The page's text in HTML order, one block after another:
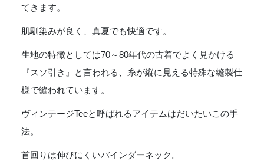
てきます。
肌馴染みが良く、真夏でも快適です。
生地の特徴としては70～80年代の古着でよく見かける
『スソ引き』と言われる、糸が縦に見える特殊な縫製仕
様で縫われています。
ヴィンテージTeeと呼ばれるアイテムはだいたいこの手
法。
首回りは伸びにくいバインダーネック。